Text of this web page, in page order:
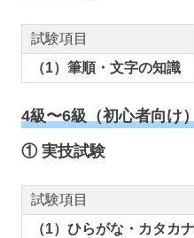
試験項目
（1）筆順・文字の知識
4級〜6級（初心者向け）
① 実技試験
試験項目
（1）ひらがな・カタカ